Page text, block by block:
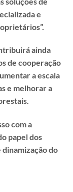
e
ainda
de cooperação
a escala
e melhorar a
com a
papel dos
do